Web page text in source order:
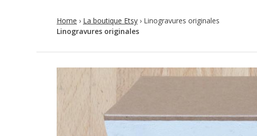
Home › La boutique Etsy › Linogravures originales
Linogravures originales